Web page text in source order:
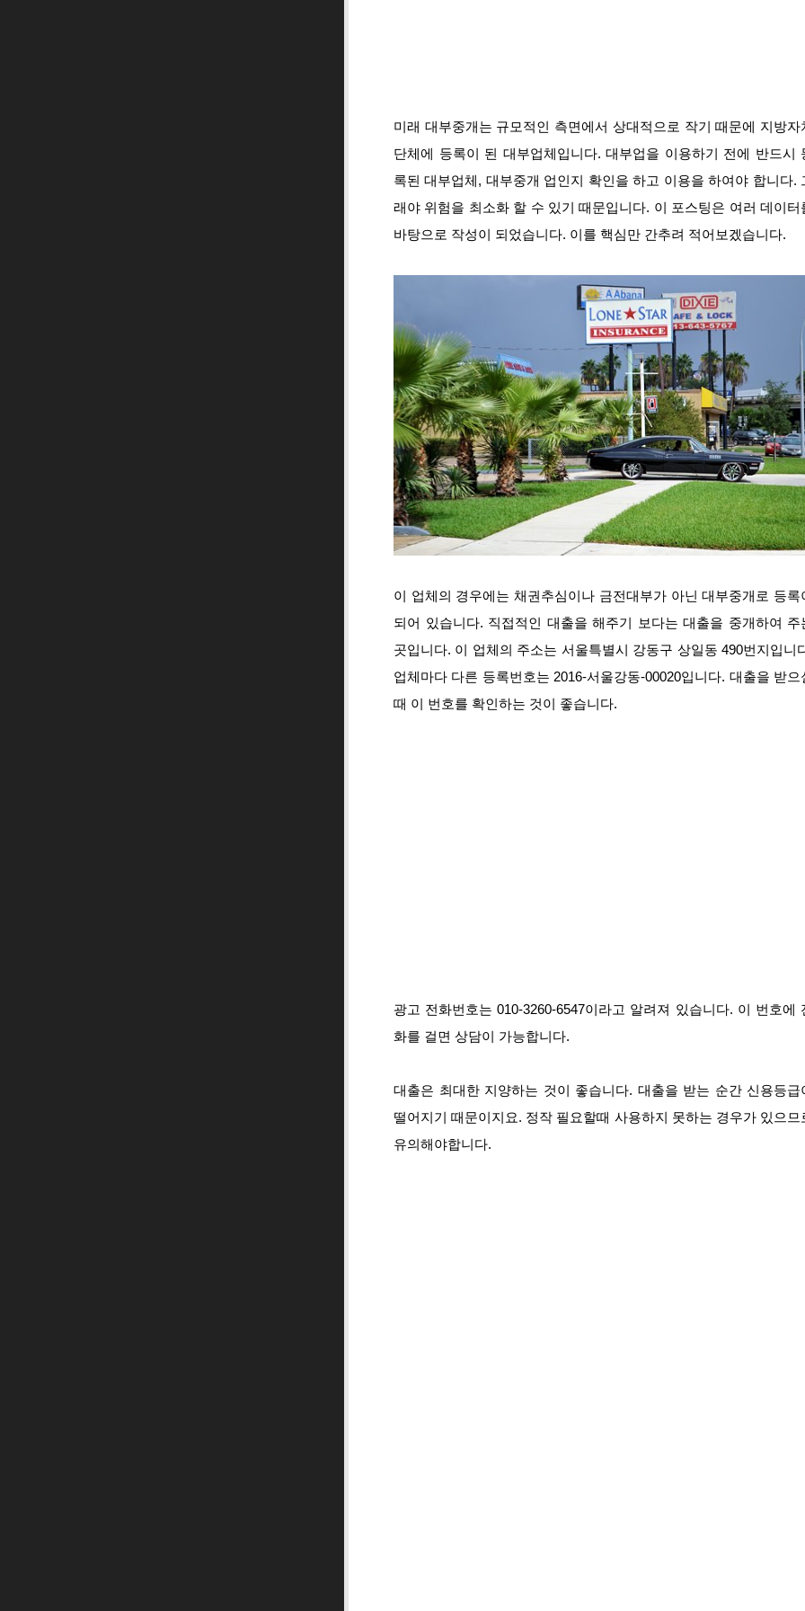
미래 대부중개는 규모적인 측면에서 상대적으로 작기 때문에 지방자
단체에 등록이 된 대부업체입니다. 대부업을 이용하기 전에 반드시
록된 대부업체, 대부중개 업인지 확인을 하고 이용을 하여야 합니다.
래야 위험을 최소화 할 수 있기 때문입니다. 이 포스팅은 여러 데이터
바탕으로 작성이 되었습니다. 이를 핵심만 간추려 적어보겠습니다.
이 업체의 경우에는 채권추심이나 금전대부가 아닌 대부중개로 등록
되어 있습니다. 직접적인 대출을 해주기 보다는 대출을 중개하여 주
곳입니다. 이 업체의 주소는 서울특별시 강동구 상일동 490번지입니
업체마다 다른 등록번호는 2016-서울강동-00020입니다. 대출을 받으
때 이 번호를 확인하는 것이 좋습니다.
광고 전화번호는 010-3260-6547이라고 알려져 있습니다. 이 번호에
화를 걸면 상담이 가능합니다.
대출은 최대한 지양하는 것이 좋습니다. 대출을 받는 순간 신용등급
떨어지기 때문이지요. 정작 필요할때 사용하지 못하는 경우가 있으므
유의해야합니다.